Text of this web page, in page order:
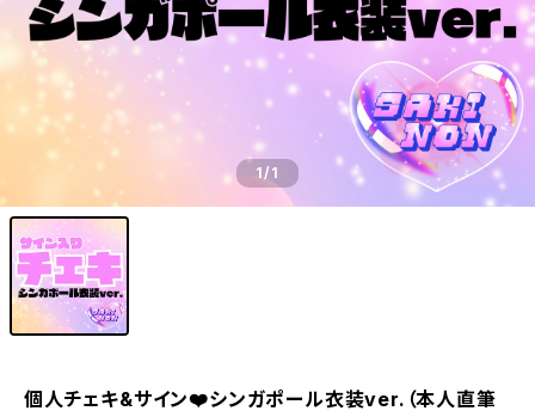
1/1
個人チェキ&サイン❤️シンガポール衣装ver.（本人直筆